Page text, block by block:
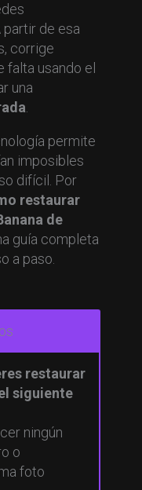
de esa
corrige
falta usando el
una
permite
imposibles
difícil. Por
restaurar
de
guía completa
a paso.
restaurar
siguiente
ningún
o
foto